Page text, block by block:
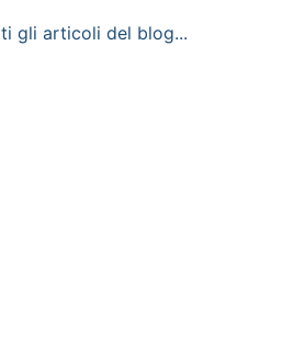
gli articoli del blog...